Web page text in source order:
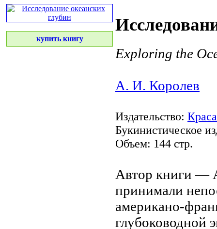
купить книгу
Exploring the
А. И. Королев
Издательство:
Букинистическое
Объем: 144 стр.
Автор книги —
принимали
американо-
глубоководной